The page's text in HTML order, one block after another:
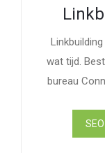
wat tijd.
bureau